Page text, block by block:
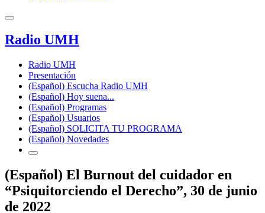
Radio UMH
Radio UMH
Presentación
(Español) Escucha Radio UMH
(Español) Hoy suena...
(Español) Programas
(Español) Usuarios
(Español) SOLICITA TU PROGRAMA
(Español) Novedades
(Español) El Burnout del cuidador en
“Psiquitorciendo el Derecho”, 30 de junio
de 2022